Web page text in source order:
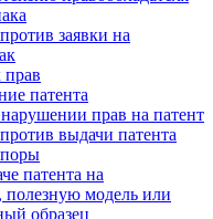
заявки на
прав
патента
прав на патент
выдачи патента
патента на
полезную модель или
образец